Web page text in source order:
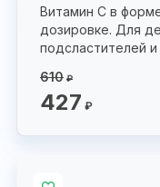
Витамин С в
дозировке. Для
подсластителей
610 ₽
427 ₽